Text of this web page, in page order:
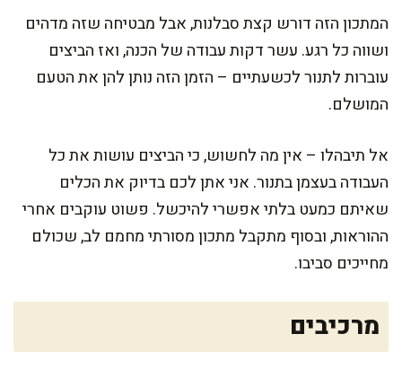
המתכון הזה דורש קצת סבלנות, אבל מבטיחה שזה מדהים
ושווה כל רגע. עשר דקות עבודה של הכנה, ואז הביצים
עוברות לתנור לכשעתיים – הזמן הזה נותן להן את הטעם
המושלם.
אל תיבהלו – אין מה לחשוש, כי הביצים עושות את כל
העבודה בעצמן בתנור. אני אתן לכם בדיוק את הכלים
שאיתם כמעט בלתי אפשרי להיכשל. פשוט עוקבים אחרי
ההוראות, ובסוף מתקבל מתכון מסורתי מחמם לב, שכולם
מחייכים סביבו.
מרכיבים